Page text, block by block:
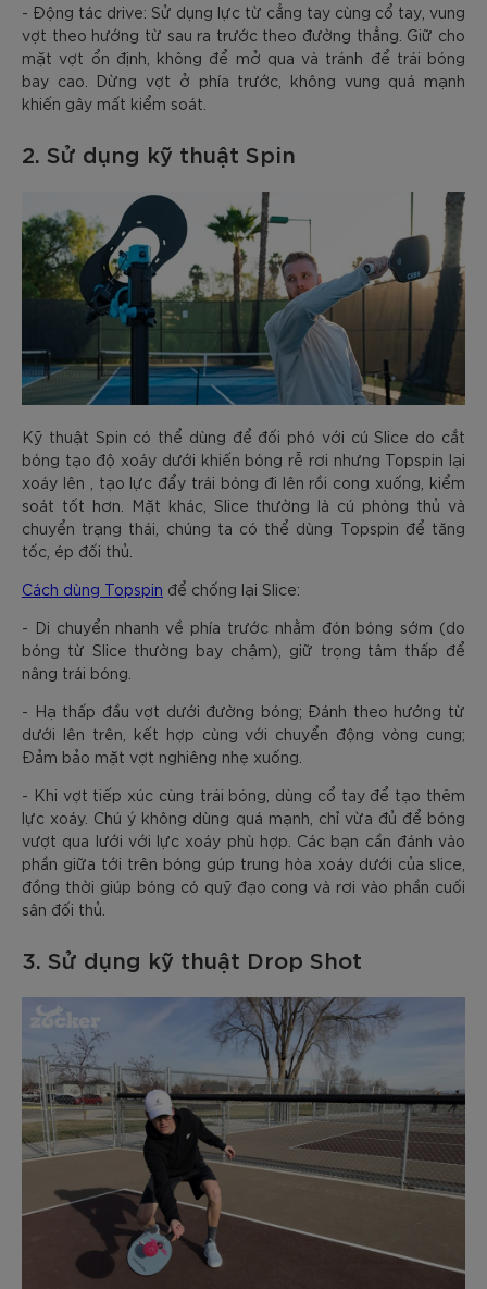
- Động tác drive: Sử dụng lực từ cẳng tay cùng cổ tay, vung
vợt theo hướng từ sau ra trước theo đường thẳng. Giữ cho
mặt vợt ổn định, không để mở qua và tránh để trái bóng
bay cao. Dừng vợt ở phía trước, không vung quá mạnh
khiến gây mất kiểm soát.
2. Sử dụng kỹ thuật Spin
Kỹ thuật Spin có thể dùng để đối phó với cú Slice do cắt
bóng tạo độ xoáy dưới khiến bóng rễ rơi nhưng Topspin lại
xoáy lên , tạo lực đẩy trái bóng đi lên rồi cong xuống, kiểm
soát tốt hơn. Mặt khác, Slice thường là cú phòng thủ và
chuyển trạng thái, chúng ta có thể dùng Topspin để tăng
tốc, ép đối thủ.
Cách dùng Topspin để chống lại Slice:
- Di chuyển nhanh về phía trước nhằm đón bóng sớm (do
bóng từ Slice thường bay chậm), giữ trọng tâm thấp để
nâng trái bóng.
- Hạ thấp đầu vợt dưới đường bóng; Đánh theo hướng từ
dưới lên trên, kết hợp cùng với chuyển động vòng cung;
Đảm bảo mặt vợt nghiêng nhẹ xuống.
- Khi vợt tiếp xúc cùng trái bóng, dùng cổ tay để tạo thêm
lực xoáy. Chú ý không dùng quá mạnh, chỉ vừa đủ để bóng
vượt qua lưới với lực xoáy phù hợp. Các bạn cần đánh vào
phần giữa tới trên bóng gúp trung hòa xoáy dưới của slice,
đồng thời giúp bóng có quỹ đạo cong và rơi vào phần cuối
sân đối thủ.
3. Sử dụng kỹ thuật Drop Shot